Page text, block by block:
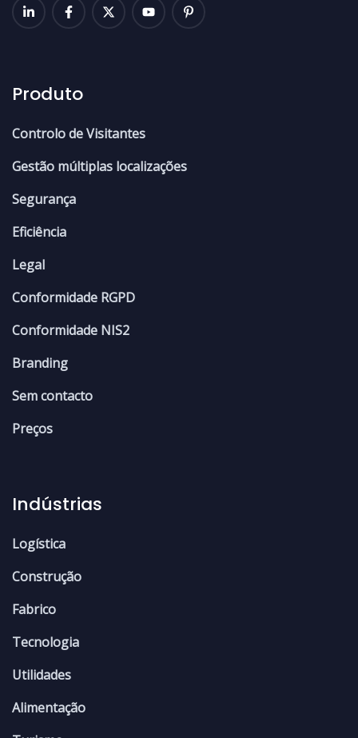
Produto
Controlo de Visitantes
Gestão múltiplas localizações
Segurança
Eficiência
Legal
Conformidade RGPD
Conformidade NIS2
Branding
Sem contacto
Preços
Indústrias
Logística
Construção
Fabrico
Tecnologia
Utilidades
Alimentação